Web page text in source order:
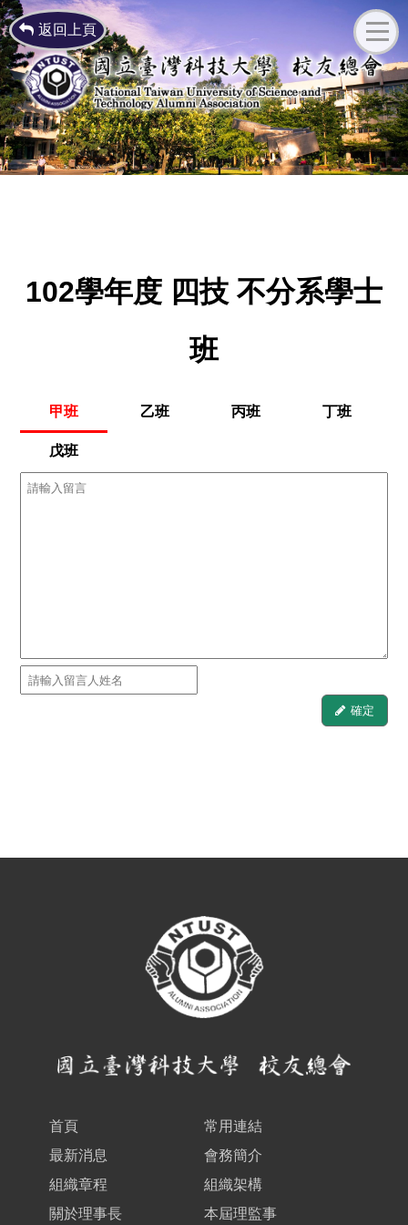
返回上頁
102學年度 四技 不分系學士
班
甲班 乙班 丙班 丁班
戊班
確定
首頁
常用連結
最新消息
會務簡介
組織章程
組織架構
關於理事長
本屆理監事